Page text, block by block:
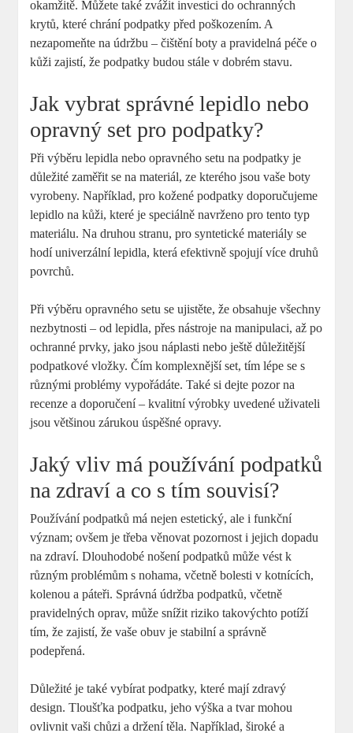
okamžitě. Můžete také zvážit investici do ochranných
krytů, které chrání podpatky před poškozením. A
nezapomeňte na údržbu – čištění boty a pravidelná péče o
kůži zajistí, že podpatky budou stále v dobrém stavu.
Jak vybrat správné lepidlo nebo
opravný set pro podpatky?
Při výběru lepidla nebo opravného setu na podpatky je
důležité zaměřit se na materiál, ze kterého jsou vaše boty
vyrobeny. Například, pro kožené podpatky doporučujeme
lepidlo na kůži, které je speciálně navrženo pro tento typ
materiálu. Na druhou stranu, pro syntetické materiály se
hodí univerzální lepidla, která efektivně spojují více druhů
povrchů.
Při výběru opravného setu se ujistěte, že obsahuje všechny
nezbytnosti – od lepidla, přes nástroje na manipulaci, až po
ochranné prvky, jako jsou náplasti nebo ještě důležitější
podpatkové vložky. Čím komplexnější set, tím lépe se s
různými problémy vypořádáte. Také si dejte pozor na
recenze a doporučení – kvalitní výrobky uvedené uživateli
jsou většinou zárukou úspěšné opravy.
Jaký vliv má používání podpatků
na zdraví a co s tím souvisí?
Používání podpatků má nejen estetický, ale i funkční
význam; ovšem je třeba věnovat pozornost i jejich dopadu
na zdraví. Dlouhodobé nošení podpatků může vést k
různým problémům s nohama, včetně bolesti v kotnících,
kolenou a páteři. Správná údržba podpatků, včetně
pravidelných oprav, může snížit riziko takovýchto potíží
tím, že zajistí, že vaše obuv je stabilní a správně
podepřená.
Důležité je také vybírat podpatky, které mají zdravý
design. Tloušťka podpatku, jeho výška a tvar mohou
ovlivnit vaši chůzi a držení těla. Například, široké a